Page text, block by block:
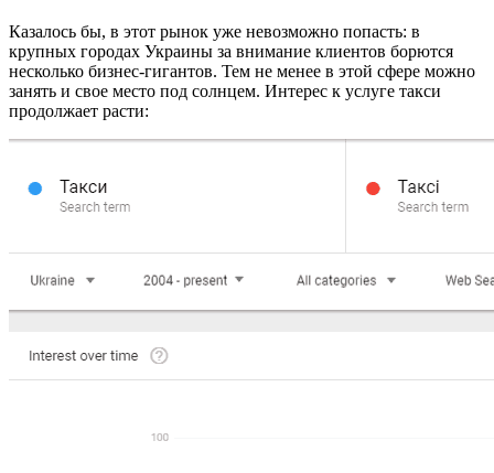
Казалось бы, в этот рынок уже невозможно попасть: в
крупных городах Украины за внимание клиентов борются
несколько бизнес-гигантов. Тем не менее в этой сфере можно
занять и свое место под солнцем. Интерес к услуге такси
продолжает расти: